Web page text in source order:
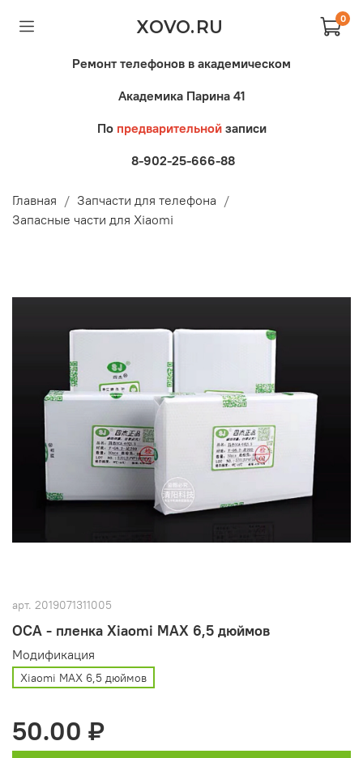
XOVO.RU 0
Ремонт телефонов в академическом
Академика Парина 41
По предварительнойзаписи
8-902-25-666-88
Главная
Запчасти для телефона
Запасные части для Xiaomi
арт. 2019071311005
OCA - пленка Xiaomi MAX 6,5 дюймов
Модификация
Xiaomi MAX 6,5 дюймов
50.00 ₽